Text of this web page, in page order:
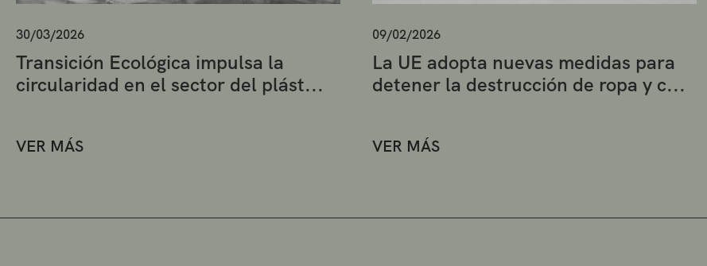
30/03/2026
Transición Ecológica impulsa la
circularidad en el sector del plást...
VER MÁS
09/02/2026
La UE adopta nuevas medidas para
detener la destrucción de ropa y c...
VER MÁS